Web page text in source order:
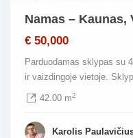
Namas –
€ 50,000
Parduodamas sklypas su
ir vaizdingoje vietoje.
42.00 m2
Karolis